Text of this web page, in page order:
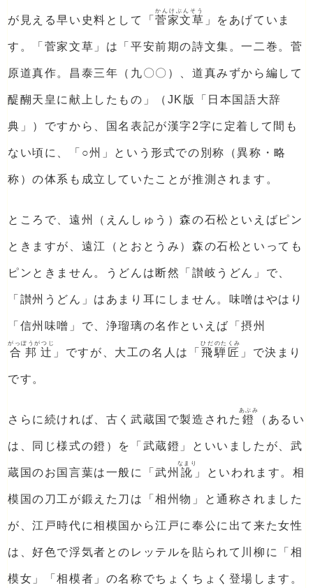
が見える早い史料として「菅家文草
かんけぶんそう
」をあげていま
す。「菅家文草」は「平安前期の詩文集。一二巻。菅
原道真作。昌泰三年（九〇〇）、道真みずから編して
醍醐天皇に献上したもの」（JK版「日本国語大辞
典」）ですから、国名表記が漢字2字に定着して間も
ない頃に、「○州」という形式での別称（異称・略
称）の体系も成立していたことが推測されます。
ところで、遠州（えんしゅう）森の石松といえばピン
ときますが、遠江（とおとうみ）森の石松といっても
ピンときません。うどんは断然「讃岐うどん」で、
「讃州うどん」はあまり耳にしません。味噌はやはり
「信州味噌」で、浄瑠璃の名作といえば「摂州
合邦辻
がっぽうがつじ
」ですが、大工の名人は「 飛騨匠
ひだのたくみ
」で決まり
です。
さらに続ければ、古く武蔵国で製造された 鐙
あぶみ
（あるい
は、同じ様式の鐙）を「武蔵鐙」といいましたが、武
蔵国のお国言葉は一般に「武州 訛
なまり
」といわれます。相
模国の刀工が鍛えた刀は「相州物」と通称されました
が、江戸時代に相模国から江戸に奉公に出て来た女性
は、好色で浮気者とのレッテルを貼られて川柳に「相
模女」「相模者」の名称でちょくちょく登場します。